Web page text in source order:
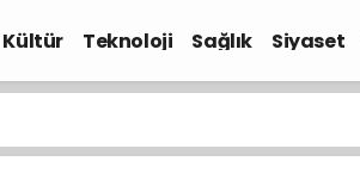
Kültür Teknoloji Sağlık Siyaset